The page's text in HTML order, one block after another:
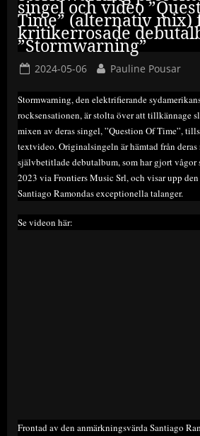
singel och video
Time” (alternativ mix)
kritikerrosade
”Stormwarning”
Posted
2024-05-06 By
Pauline Pousar
Stormwarning, den elektrifierande
rocksensationen, är stolta över att tillkännage
mixen av deras singel, ”Question Of Time”,
textvideo. Originalsingeln är hämtad från
självbetitlade debutalbum, som har gjort vågor
2023 via Frontiers Music Srl, och visar upp den
Santiago Ramondas exceptionella talanger.
Se videon här:
Frontad av den anmärkningsvärda Santiago